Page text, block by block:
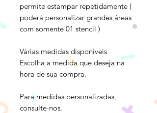
permite estampar repetidamente (
poderá personalizar grandes àreas
com somente 01 stencil )
Várias medidas disponíveis
Escolha a medida que deseja na
hora de sua compra.
Para medidas personalizadas,
consulte-nos.